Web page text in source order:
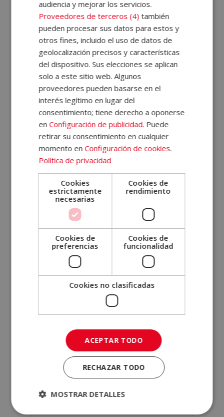
. Con la modalidad online y el acompañamiento
de nuestros tutores personales, podrásaprender a
tu ritmo y dar forma a tu vocación con confianza
¡Inscríbete hoy para transformar tu mañana en ELBS!
¿Qué se estudia en artes y
oficios?
¿Qué puedo estudiar si me gusta
el arte?
¿Por qué estudiar artes y oficios
en ELBS?
SOLICITA MÁS INFORMACIÓN
Apellidos (*)
Teléfono (*)
audiencia y mejorar los servicios.
Proveedores de terceros (4) también
pueden procesar sus datos para estos y
otros fines, incluido el uso de datos de
geolocalización precisos y características
del dispositivo. Sus elecciones se aplican
solo a este sitio web. Algunos
proveedores pueden basarse en el
interés legítimo en lugar del
consentimiento; tiene derecho a oponerse
enConfiguración de publicidad. Puede
retirar su consentimiento en cualquier
momento enConfiguración de cookies.
Política de privacidad
Cookies
estrictamente
necesarias
Cookies de
rendimiento
Cookies de
preferencias
Cookies de
funcionalidad
Cookies no clasificadas
ACEPTAR TODO
RECHAZAR TODO
MOSTRAR DETALLES